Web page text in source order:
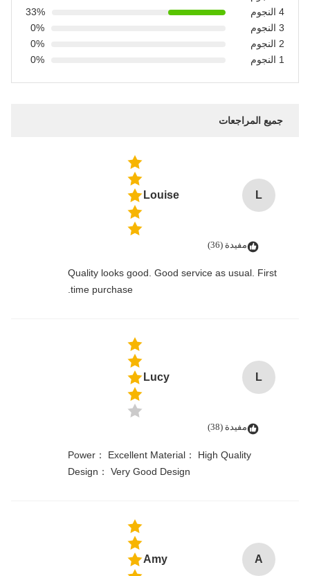
4 النجوم
33%
3 النجوم
0%
2 النجوم
0%
1 النجوم
0%
جميع المراجعات
L
Louise
مفيدة (36)
Quality looks good. Good service as usual. First
time purchase.
L
Lucy
مفيدة (38)
Power： Excellent Material： High Quality
Design： Very Good Design
A
Amy